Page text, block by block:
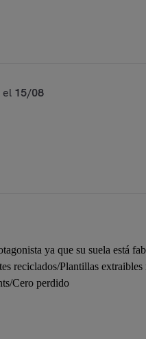
el 15/08
ya que su suela está
reciclados/Plantillas
Cero perdido